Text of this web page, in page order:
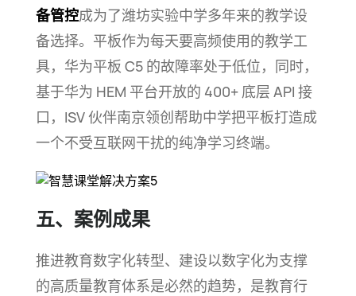
备管控成为了潍坊实验中学多年来的教学设
备选择。平板作为每天要高频使用的教学工
具，华为平板 C5 的故障率处于低位，同时，
基于华为 HEM 平台开放的 400+ 底层 API 接
口，ISV 伙伴南京领创帮助中学把平板打造成
一个不受互联网干扰的纯净学习终端。
五、案例成果
推进教育数字化转型、建设以数字化为支撑
的高质量教育体系是必然的趋势，是教育行